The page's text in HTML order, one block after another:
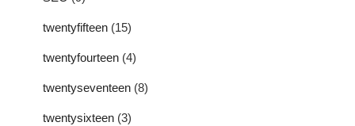
twentyfifteen (15)
twentyfourteen (4)
twentyseventeen (8)
twentysixteen (3)